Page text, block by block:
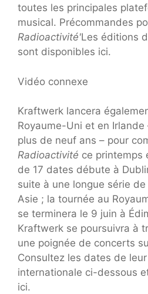
toutes les principales
musical. Précommandes
Radioactivité'Les éditions
sont disponibles ici.
Vidéo connexe
Kraftwerk lancera
Royaume-Uni et en
plus de neuf ans – pour
Radioactivité ce printemps
de 17 dates débute à
suite à une longue série
Asie ; la tournée au
se terminera le 9 juin à
Kraftwerk se poursuivra à
une poignée de concerts
Consultez les dates de
internationale ci-dessous
ici.